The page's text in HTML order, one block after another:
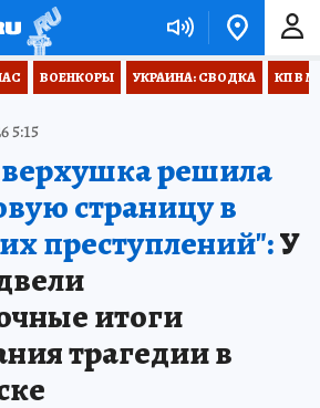
ВОЕНКОРЫ УКРАИНА: СВОДКА КП В
5:15
решила
страницу в
преступлений":У
итоги
трагедии в